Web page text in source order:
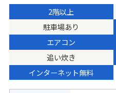
2階以上
駐車場あり
エアコン
追い炊き
インターネット無料